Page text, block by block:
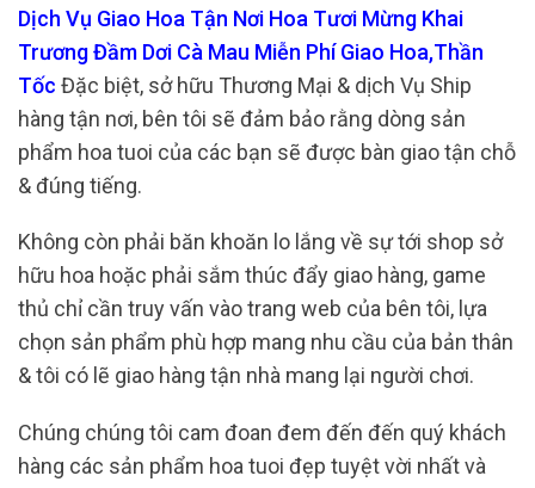
Dịch Vụ Giao Hoa Tận Nơi Hoa Tươi Mừng Khai
Trương Đầm Dơi Cà Mau Miễn Phí Giao Hoa,Thần
Tốc Đặc biệt, sở hữu Thương Mại & dịch Vụ Ship
hàng tận nơi, bên tôi sẽ đảm bảo rằng dòng sản
phẩm hoa tuoi của các bạn sẽ được bàn giao tận chỗ
& đúng tiếng.
Không còn phải băn khoăn lo lắng về sự tới shop sở
hữu hoa hoặc phải sắm thúc đẩy giao hàng, game
thủ chỉ cần truy vấn vào trang web của bên tôi, lựa
chọn sản phẩm phù hợp mang nhu cầu của bản thân
& tôi có lẽ giao hàng tận nhà mang lại người chơi.
Chúng chúng tôi cam đoan đem đến đến quý khách
hàng các sản phẩm hoa tuoi đẹp tuyệt vời nhất và